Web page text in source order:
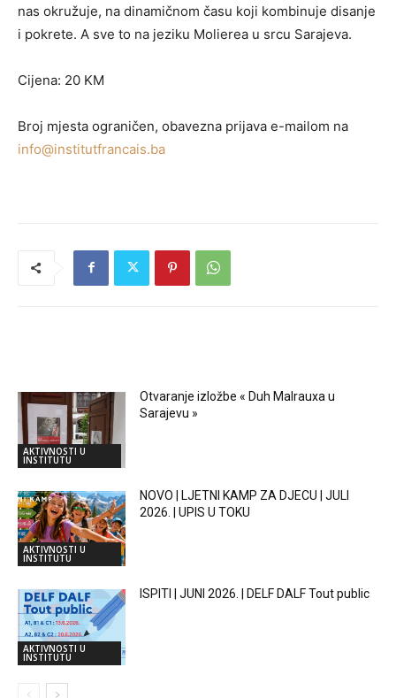
nas okružuje, na dinamičnom času koji kombinuje disanje
i pokrete. A sve to na jeziku Molierea u srcu Sarajeva.
Cijena: 20 KM
Broj mjesta ograničen, obavezna prijava e-mailom na
info@institutfrancais.ba
AKTIVNOSTI U
INSTITUTU
Otvaranje izložbe « Duh Malrauxa u
Sarajevu »
AKTIVNOSTI U
INSTITUTU
NOVO | LJETNI KAMP ZA DJECU | JULI
2026. | UPIS U TOKU
AKTIVNOSTI U
INSTITUTU
ISPITI | JUNI 2026. | DELF DALF Tout public